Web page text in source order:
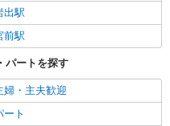
出駅
前駅
パートを探す
婦・主夫歓迎
ート